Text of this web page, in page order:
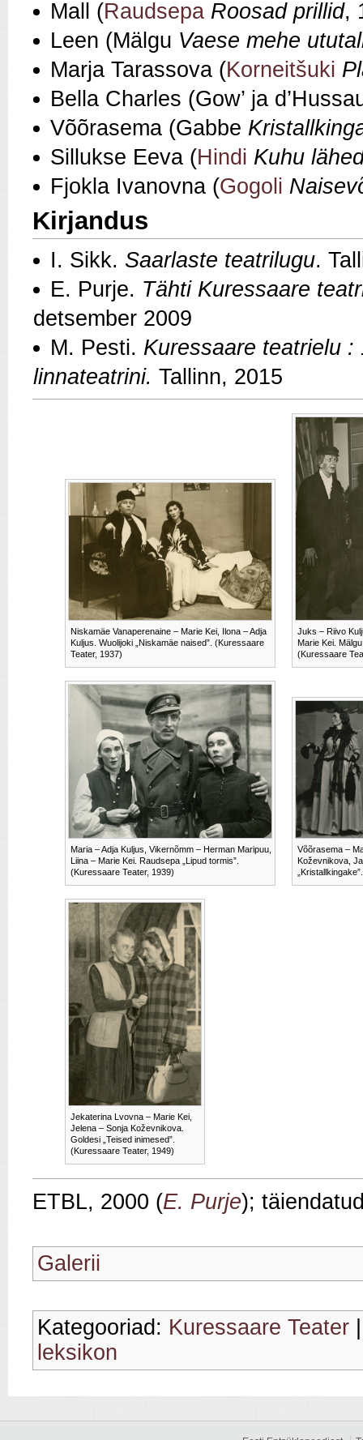
Mall (Raudsepa Roosad prillid,
Leen (Mälgu Vaese mehe
Marja Tarassova (Korneitšuki
Bella Charles (Gow’ ja
Võõrasema (Gabbe
Sillukse Eeva (Hindi Kuhu
Fjokla Ivanovna (Gogoli
Kirjandus
I. Sikk. Saarlaste teatrilugu.
E. Purje. Tähti Kuressaare
detsember 2009
M. Pesti. Kuressaare teatrielu
linnateatrini. Tallinn, 2015
Niskamäe Vanaperenaine – Marie Kei, Ilona – Adja
Kuljus. Wuolijoki „Niskamäe naised”. (Kuressaare
Teater, 1937)
Juks – Riivo
Marie Kei.
(Kuressaare
Maria – Adja Kuljus, Vikernõmm – Herman Maripuu,
Liina – Marie Kei. Raudsepa „Lipud tormis”.
(Kuressaare Teater, 1939)
Võõrasema –
Koževnikova,
Jekaterina Lvovna – Marie Kei,
Jelena – Sonja Koževnikova.
Goldesi „Teised inimesed”.
(Kuressaare Teater, 1949)
ETBL, 2000 (E. Purje);
Galerii
Kategooriad: Kuressaare Teater
leksikon